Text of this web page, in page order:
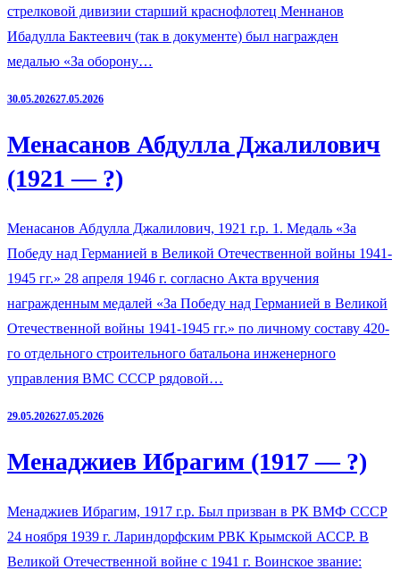
стрелковой дивизии старший краснофлотец Меннанов
Ибадулла Бактеевич (так в документе) был награжден
медалью «За оборону…
30.05.202627.05.2026
Менасанов Абдулла Джалилович
(1921 — ?)
Менасанов Абдулла Джалилович, 1921 г.р. 1. Медаль «За
Победу над Германией в Великой Отечественной войны 1941-
1945 гг.» 28 апреля 1946 г. согласно Акта вручения
награжденным медалей «За Победу над Германией в Великой
Отечественной войны 1941-1945 гг.» по личному составу 420-
го отдельного строительного батальона инженерного
управления ВМС СССР рядовой…
29.05.202627.05.2026
Менаджиев Ибрагим (1917 — ?)
Менаджиев Ибрагим, 1917 г.р. Был призван в РК ВМФ СССР
24 ноября 1939 г. Лариндорфским РВК Крымской АССР. В
Великой Отечественной войне с 1941 г. Воинское звание: